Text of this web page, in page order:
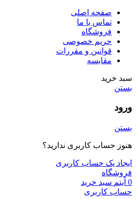
صفحه اصلی
تماس با ما
فروشگاه
حریم خصوصی
قوانین و مقررات
مقایسه
سبد خرید
بستن
ورود
بستن
هنوز حساب کاربری ندارید؟
ایجاد یک حساب کاربری
فروشگاه
0 آیتم سبد خرید
حساب کاربری